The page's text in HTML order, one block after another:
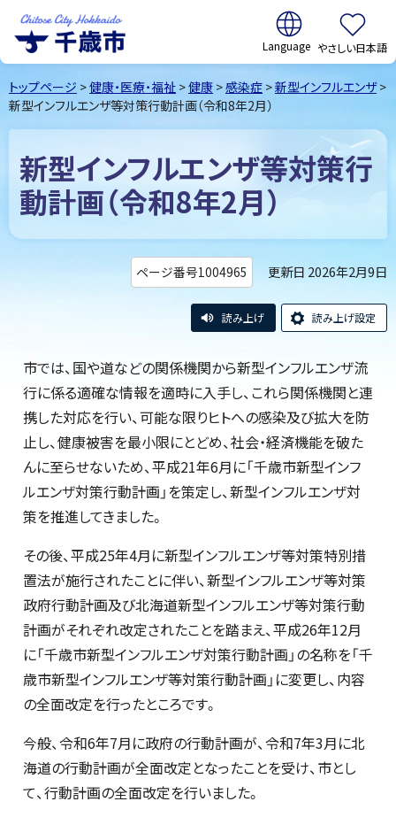
千歳市Chitose
City Hokkaido
翻訳:
やさしい日本語
トップページ >健康・医療・福祉 >健康 >感染症 >新型インフルエンザ>
新型インフルエンザ等対策行動計画（令和8年2月）
新型インフルエンザ等対策行
動計画（令和8年2月）
ページ番号1004965 更新日 2026年2月9日
読み上げ 読み上げ設定
市では、国や道などの関係機関から新型インフルエンザ流
行に係る適確な情報を適時に入手し、これら関係機関と連
携した対応を行い、可能な限りヒトへの感染及び拡大を防
止し、健康被害を最小限にとどめ、社会・経済機能を破た
んに至らせないため、平成21年6月に「千歳市新型インフ
ルエンザ対策行動計画」を策定し、新型インフルエンザ対
策を推進してきました。
その後、平成25年4月に新型インフルエンザ等対策特別措
置法が施行されたことに伴い、新型インフルエンザ等対策
政府行動計画及び北海道新型インフルエンザ等対策行動
計画がそれぞれ改定されたことを踏まえ、平成26年12月
に「千歳市新型インフルエンザ対策行動計画」の名称を「千
歳市新型インフルエンザ等対策行動計画」に変更し、内容
の全面改定を行ったところです。
今般、令和6年7月に政府の行動計画が、令和7年3月に北
海道の行動計画が全面改定となったことを受け、市とし
て、行動計画の全面改定を行いました。